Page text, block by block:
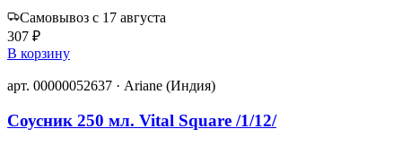
Самовывоз с 17 августа
307 ₽
В корзину
арт. 00000052637 · Ariane (Индия)
Соусник 250 мл. Vital Square /1/12/